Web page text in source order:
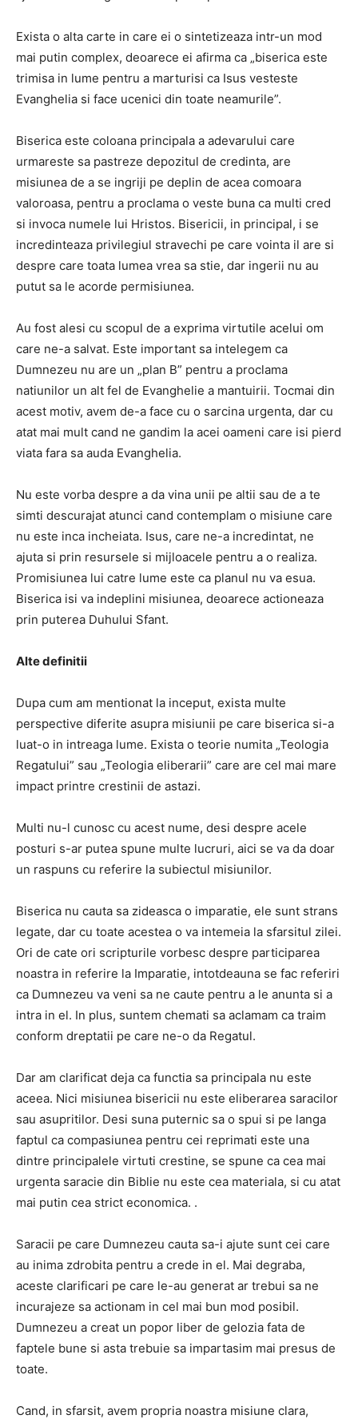
Exista o alta carte in care ei o sintetizeaza intr-un mod
mai putin complex, deoarece ei afirma ca „biserica este
trimisa in lume pentru a marturisi ca Isus vesteste
Evanghelia si face ucenici din toate neamurile”.
Biserica este coloana principala a adevarului care
urmareste sa pastreze depozitul de credinta, are
misiunea de a se ingriji pe deplin de acea comoara
valoroasa, pentru a proclama o veste buna ca multi cred
si invoca numele lui Hristos. Bisericii, in principal, i se
incredinteaza privilegiul stravechi pe care vointa il are si
despre care toata lumea vrea sa stie, dar ingerii nu au
putut sa le acorde permisiunea.
Au fost alesi cu scopul de a exprima virtutile acelui om
care ne-a salvat. Este important sa intelegem ca
Dumnezeu nu are un „plan B” pentru a proclama
natiunilor un alt fel de Evanghelie a mantuirii. Tocmai din
acest motiv, avem de-a face cu o sarcina urgenta, dar cu
atat mai mult cand ne gandim la acei oameni care isi pierd
viata fara sa auda Evanghelia.
Nu este vorba despre a da vina unii pe altii sau de a te
simti descurajat atunci cand contemplam o misiune care
nu este inca incheiata. Isus, care ne-a incredintat, ne
ajuta si prin resursele si mijloacele pentru a o realiza.
Promisiunea lui catre lume este ca planul nu va esua.
Biserica isi va indeplini misiunea, deoarece actioneaza
prin puterea Duhului Sfant.
Alte definitii
Dupa cum am mentionat la inceput, exista multe
perspective diferite asupra misiunii pe care biserica si-a
luat-o in intreaga lume. Exista o teorie numita „Teologia
Regatului” sau „Teologia eliberarii” care are cel mai mare
impact printre crestinii de astazi.
Multi nu-l cunosc cu acest nume, desi despre acele
posturi s-ar putea spune multe lucruri, aici se va da doar
un raspuns cu referire la subiectul misiunilor.
Biserica nu cauta sa zideasca o imparatie, ele sunt strans
legate, dar cu toate acestea o va intemeia la sfarsitul zilei.
Ori de cate ori scripturile vorbesc despre participarea
noastra in referire la Imparatie, intotdeauna se fac referiri
ca Dumnezeu va veni sa ne caute pentru a le anunta si a
intra in el. In plus, suntem chemati sa aclamam ca traim
conform dreptatii pe care ne-o da Regatul.
Dar am clarificat deja ca functia sa principala nu este
aceea. Nici misiunea bisericii nu este eliberarea saracilor
sau asupritilor. Desi suna puternic sa o spui si pe langa
faptul ca compasiunea pentru cei reprimati este una
dintre principalele virtuti crestine, se spune ca cea mai
urgenta saracie din Biblie nu este cea materiala, si cu atat
mai putin cea strict economica. .
Saracii pe care Dumnezeu cauta sa-i ajute sunt cei care
au inima zdrobita pentru a crede in el. Mai degraba,
aceste clarificari pe care le-au generat ar trebui sa ne
incurajeze sa actionam in cel mai bun mod posibil.
Dumnezeu a creat un popor liber de gelozia fata de
faptele bune si asta trebuie sa impartasim mai presus de
toate.
Cand, in sfarsit, avem propria noastra misiune clara,